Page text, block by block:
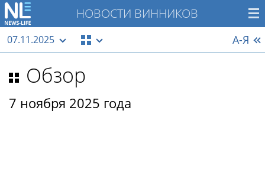
НОВОСТИ ВИННИКОВ
07.11.2025 А-Я
Обзор
7 ноября 2025 года